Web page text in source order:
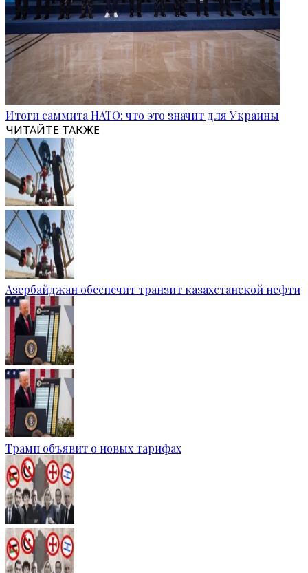
Итоги саммита НАТО: что это значит для Украины
ЧИТАЙТЕ ТАКЖЕ
Азербайджан обеспечит транзит казахстанской нефти
Трамп объявит о новых тарифах